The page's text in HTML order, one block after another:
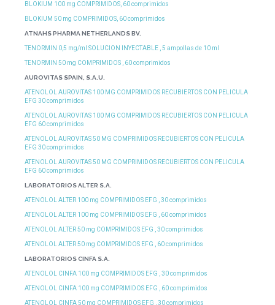
BLOKIUM 100 mg COMPRIMIDOS, 60 comprimidos
BLOKIUM 50 mg COMPRIMIDOS, 60 comprimidos
ATNAHS PHARMA NETHERLANDS BV.
TENORMIN 0,5 mg/ml SOLUCION INYECTABLE , 5 ampollas de 10 ml
TENORMIN 50 mg COMPRIMIDOS , 60 comprimidos
AUROVITAS SPAIN, S.A.U.
ATENOLOL AUROVITAS 100 MG COMPRIMIDOS RECUBIERTOS CON PELICULA
EFG 30 comprimidos
ATENOLOL AUROVITAS 100 MG COMPRIMIDOS RECUBIERTOS CON PELICULA
EFG 60 comprimidos
ATENOLOL AUROVITAS 50 MG COMPRIMIDOS RECUBIERTOS CON PELICULA
EFG 30 comprimidos
ATENOLOL AUROVITAS 50 MG COMPRIMIDOS RECUBIERTOS CON PELICULA
EFG 60 comprimidos
LABORATORIOS ALTER S.A.
ATENOLOL ALTER 100 mg COMPRIMIDOS EFG , 30 comprimidos
ATENOLOL ALTER 100 mg COMPRIMIDOS EFG , 60 comprimidos
ATENOLOL ALTER 50 mg COMPRIMIDOS EFG , 30 comprimidos
ATENOLOL ALTER 50 mg COMPRIMIDOS EFG , 60 comprimidos
LABORATORIOS CINFA S.A.
ATENOLOL CINFA 100 mg COMPRIMIDOS EFG , 30 comprimidos
ATENOLOL CINFA 100 mg COMPRIMIDOS EFG , 60 comprimidos
ATENOLOL CINFA 50 mg COMPRIMIDOS EFG , 30 comprimidos